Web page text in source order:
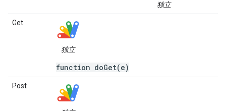
独立
Get
独立
function doGet(e)
Post